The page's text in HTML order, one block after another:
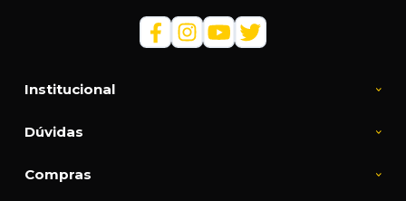
Institucional
Dúvidas
Compras